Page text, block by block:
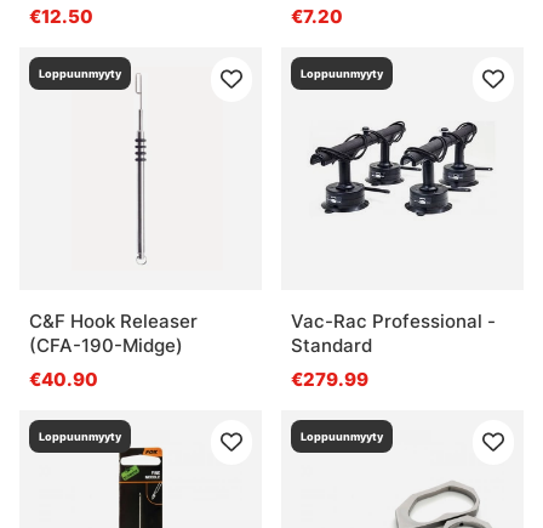
€12.50
€7.20
Loppuunmyyty
C&F Hook Releaser
(CFA-190-Midge)
€40.90
Loppuunmyyty
Vac-Rac Professional -
Standard
€279.99
Loppuunmyyty Loppuunmyyty